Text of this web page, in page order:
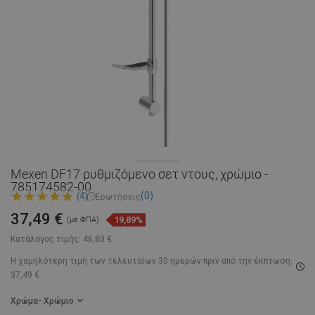
Mexen DF17 ρυθμιζόμενο σετ ντους, χρώμιο -
785174582-00
(4) Ερωτήσεις(0)
Κατάλογος τιμής: 46,80 €
37,49 € (με ΦΠΑ) 19,89%
Η χαμηλότερη τιμή των τελευταίων 30 ημερών πριν από την έκπτωση:
37,49 €
Χρώμα - Χρώμιο